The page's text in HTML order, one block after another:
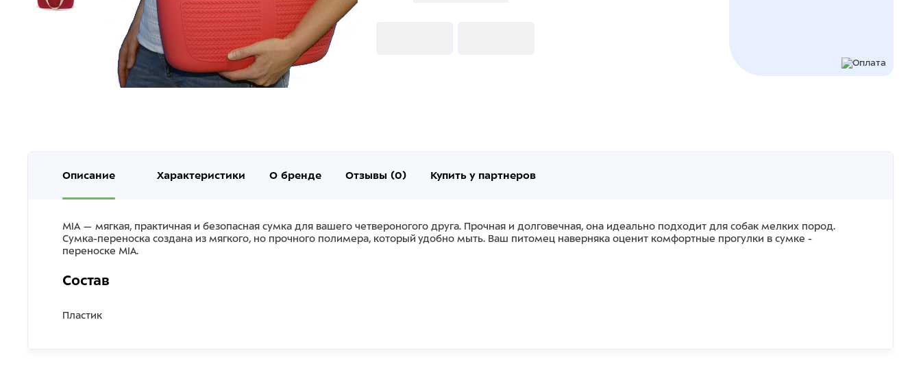
Описание Характеристики О бренде Отзывы (0) Купить у партнеров
MIA — мягкая, практичная и безопасная сумка для вашего четвероногого друга. Прочная и долговечная, она идеально подходит для собак мелких пород.
Сумка-переноска создана из мягкого, но прочного полимера, который удобно мыть. Ваш питомец наверняка оценит комфортные прогулки в сумке -
переноске MIA.
Состав
Пластик